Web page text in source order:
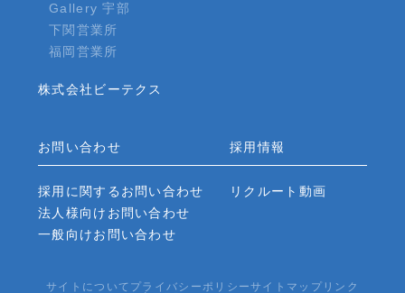
Gallery 宇部
下関営業所
福岡営業所
株式会社ビーテクス
お問い合わせ
採用に関するお問い合わせ
法人様向けお問い合わせ
一般向けお問い合わせ
採用情報
リクルート動画
サイトについて プライバシーポリシーサイトマップ リンク